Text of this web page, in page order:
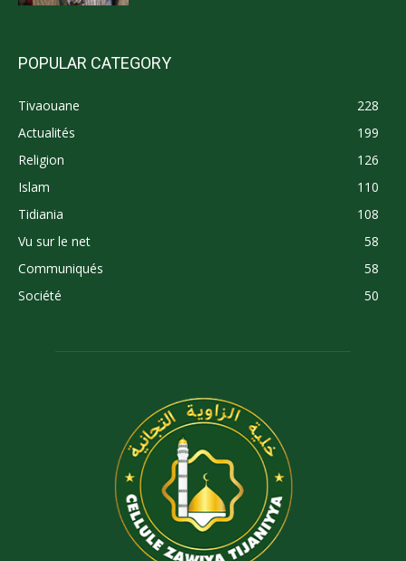
POPULAR CATEGORY
Tivaouane
228
Actualités
199
Religion
126
Islam
110
Tidiania
108
Vu sur le net
58
Communiqués
58
Société
50